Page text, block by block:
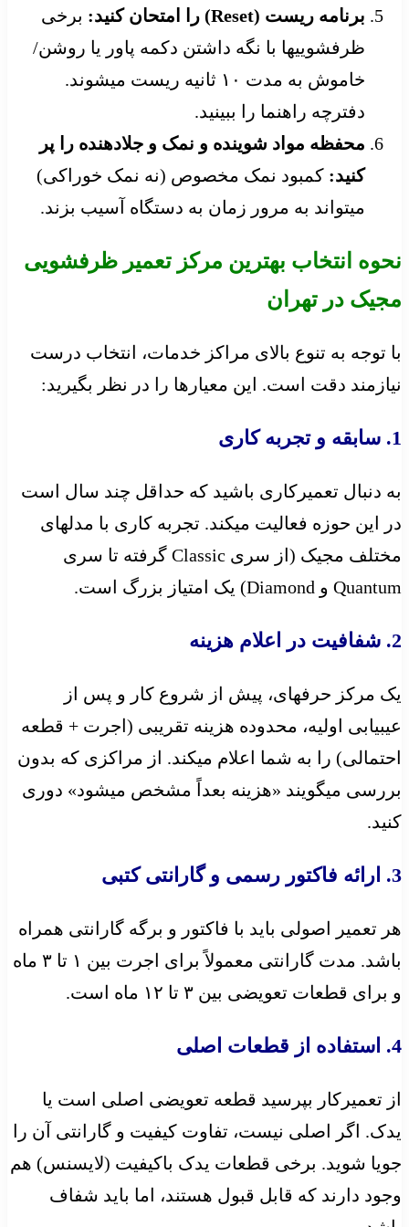
برنامه ریست (Reset) را امتحان کنید:
برخی
ظرفشوییها با نگه داشتن دکمه پاور یا روشن/
خاموش به مدت ۱۰ ثانیه ریست میشوند.
دفترچه راهنما را ببینید.
محفظه مواد شوینده و نمک و جلادهنده را پر
کنید: کمبود نمک مخصوص (نه نمک خوراکی)
میتواند به مرور زمان به دستگاه آسیب بزند.
نحوه انتخاب بهترین مرکز تعمیر ظرفشویی
مجیک در تهران
با توجه به تنوع بالای مراکز خدمات، انتخاب درست
نیازمند دقت است. این معیارها را در نظر بگیرید:
1. سابقه و تجربه کاری
به دنبال تعمیرکاری باشید که حداقل چند سال است
در این حوزه فعالیت میکند. تجربه کاری با مدلهای
مختلف مجیک (از سری Classic گرفته تا سری
Quantum و Diamond) یک امتیاز بزرگ است.
2. شفافیت در اعلام هزینه
یک مرکز حرفهای، پیش از شروع کار و پس از
عیبیابی اولیه، محدوده هزینه تقریبی (اجرت + قطعه
احتمالی) را به شما اعلام میکند. از مراکزی که بدون
بررسی میگویند «هزینه بعداً مشخص میشود» دوری
کنید.
3. ارائه فاکتور رسمی و گارانتی کتبی
هر تعمیر اصولی باید با فاکتور و برگه گارانتی همراه
باشد. مدت گارانتی معمولاً برای اجرت بین ۱ تا ۳ ماه
و برای قطعات تعویضی بین ۳ تا ۱۲ ماه است.
4. استفاده از قطعات اصلی
از تعمیرکار بپرسید قطعه تعویضی اصلی است یا
یدک. اگر اصلی نیست، تفاوت کیفیت و گارانتی آن را
جویا شوید. برخی قطعات یدک باکیفیت (لایسنس) هم
وجود دارند که قابل قبول هستند، اما باید شفاف